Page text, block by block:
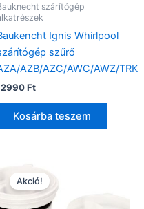
szárítógép
Ignis Whirlpool
szűrő
AZB/AZC/AWC/AWZ/TRK
Ft
Kosárba teszem
Akció!